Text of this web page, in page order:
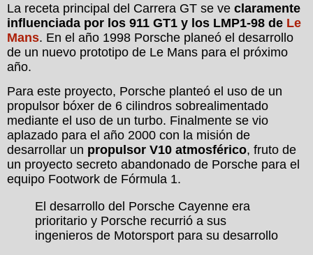
La receta principal del Carrera GT se ve claramente
influenciada por los 911 GT1 y los LMP1-98 de Le
Mans. En el año 1998 Porsche planeó el desarrollo
de un nuevo prototipo de Le Mans para el próximo
año.
Para este proyecto, Porsche planteó el uso de un
propulsor bóxer de 6 cilindros sobrealimentado
mediante el uso de un turbo. Finalmente se vio
aplazado para el año 2000 con la misión de
desarrollar un propulsor V10 atmosférico, fruto de
un proyecto secreto abandonado de Porsche para el
equipo Footwork de Fórmula 1.
El desarrollo del Porsche Cayenne era
prioritario y Porsche recurrió a sus
ingenieros de Motorsport para su desarrollo